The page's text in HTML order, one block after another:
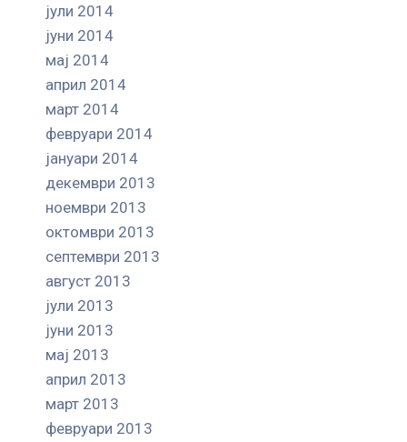
јули 2014
јуни 2014
мај 2014
април 2014
март 2014
февруари 2014
јануари 2014
декември 2013
ноември 2013
октомври 2013
септември 2013
август 2013
јули 2013
јуни 2013
мај 2013
април 2013
март 2013
февруари 2013